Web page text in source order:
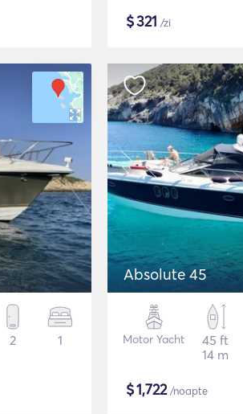
$321 /zi
2 1
Absolute 45
Motor Yacht
45 ft
14 m
$1,722/noapte